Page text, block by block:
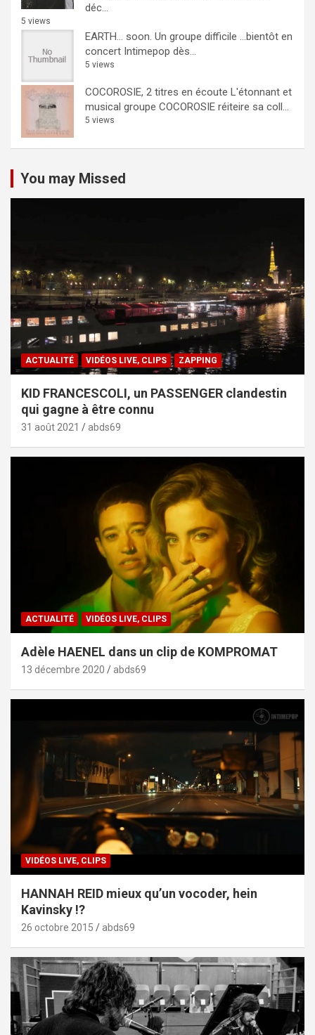
déc...
5 views
EARTH… soon. Un groupe difficile ...bientôt en
concert Intimepop dès...
5 views
COCOROSIE, 2 titres en écoute L'étonnant et
musical groupe COCOROSIE réiteire sa coll...
5 views
You may Missed
ACTUALITÉ VIDÉOS LIVE, CLIPS ZAPPING
KID FRANCESCOLI, un PASSENGER clandestin
qui gagne à être connu
31 août 2021 abds69
ACTUALITÉ VIDÉOS LIVE, CLIPS
Adèle HAENEL dans un clip de KOMPROMAT
13 décembre 2020 abds69
VIDÉOS LIVE, CLIPS
HANNAH REID mieux qu’un vocoder, hein
Kavinsky !?
26 octobre 2015 abds69